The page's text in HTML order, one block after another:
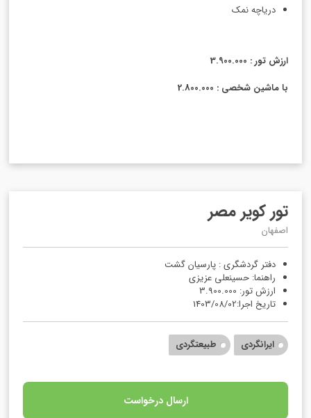
دریاچه نمک
ارزش تور : 3.900.000
با ماشین شخصی : 2.800.000
تور کویر مصر
اصفهان
دفتر گردشگری : پارسیان گشت
راهنما: حسینعلی عزیزی
ارزش تور: 3.900.000
تاریخ اجرا:1403/08/02
ایرانگردی طبیعتگردی
ارسال درخواست